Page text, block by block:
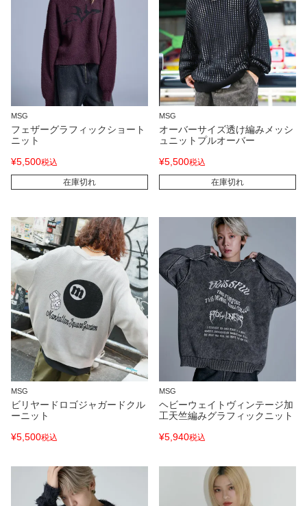
MSG
フェザーグラフィックショート
ニット
¥5,500税込
在庫切れ
MSG
オーバーサイズ透け編みメッシ
ュニットプルオーバー
¥5,500税込
在庫切れ
MSG
ビリヤードロゴジャガードクル
ーニット
¥5,500税込
MSG
ヘビーウェイトヴィンテージ加
工天竺編みグラフィックニット
¥5,940税込